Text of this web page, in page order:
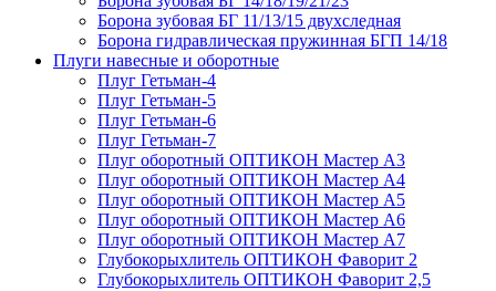
Борона зубовая БГ 11/13/15 двухследная
Борона гидравлическая пружинная БГП 14/18
Плуги навесные и оборотные
Плуг Гетьман-4
Плуг Гетьман-5
Плуг Гетьман-6
Плуг Гетьман-7
Плуг оборотный ОПТИКОН Мастер А3
Плуг оборотный ОПТИКОН Мастер А4
Плуг оборотный ОПТИКОН Мастер А5
Плуг оборотный ОПТИКОН Мастер А6
Плуг оборотный ОПТИКОН Мастер А7
Глубокорыхлитель ОПТИКОН Фаворит 2
Глубокорыхлитель ОПТИКОН Фаворит 2,5